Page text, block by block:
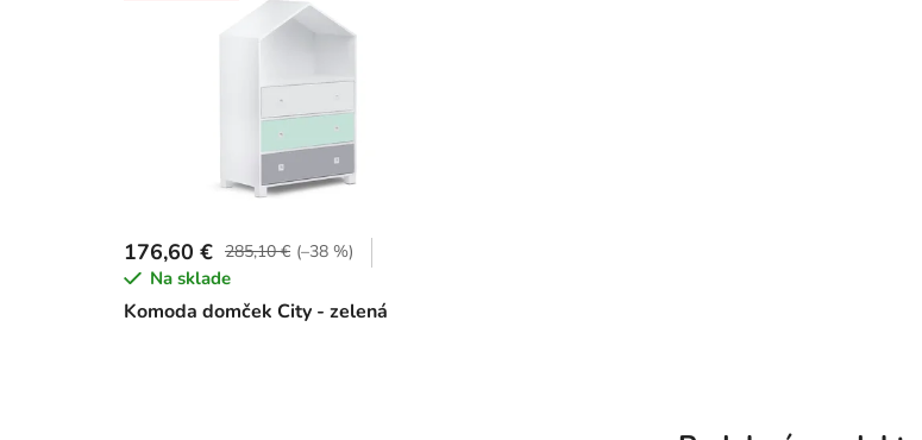
Komoda domček City - zelená
176,60 € 285,10 € (–38 %)
Na sklade